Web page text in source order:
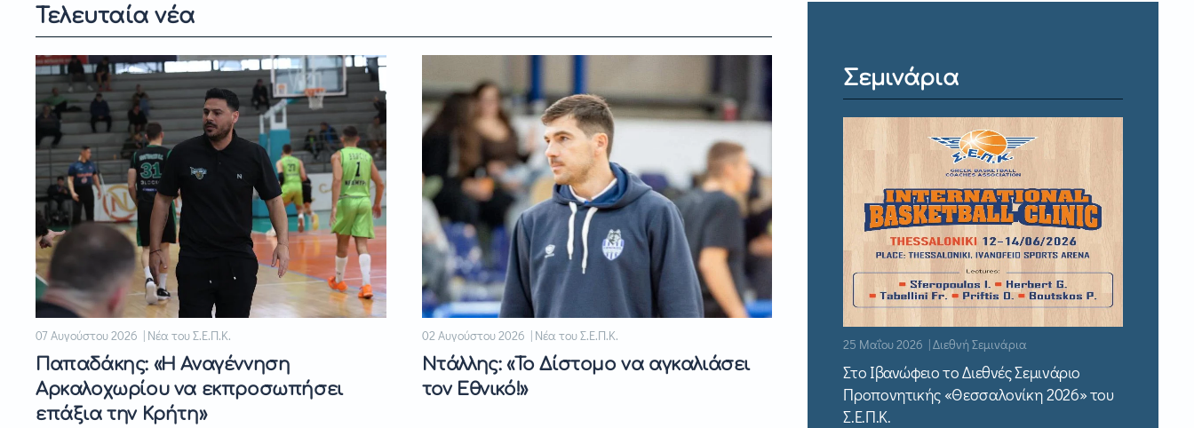
Τελευταία νέα
07 Αυγούστου 2026 | Νέα του Σ.Ε.Π.Κ.
Παπαδάκης: «Η Αναγέννηση
Αρκαλοχωρίου να εκπροσωπήσει
επάξια την Κρήτη»
02 Αυγούστου 2026 | Νέα του Σ.Ε.Π.Κ.
Ντάλλης: «Το Δίστομο να αγκαλιάσει
τον Εθνικό!»
Σεμινάρια
25 Μαΐου 2026 | Διεθνή Σεμινάρια
Στο Ιβανώφειο το Διεθνές Σεμινάριο
Προπονητικής «Θεσσαλονίκη 2026» του
Σ.Ε.Π.Κ.